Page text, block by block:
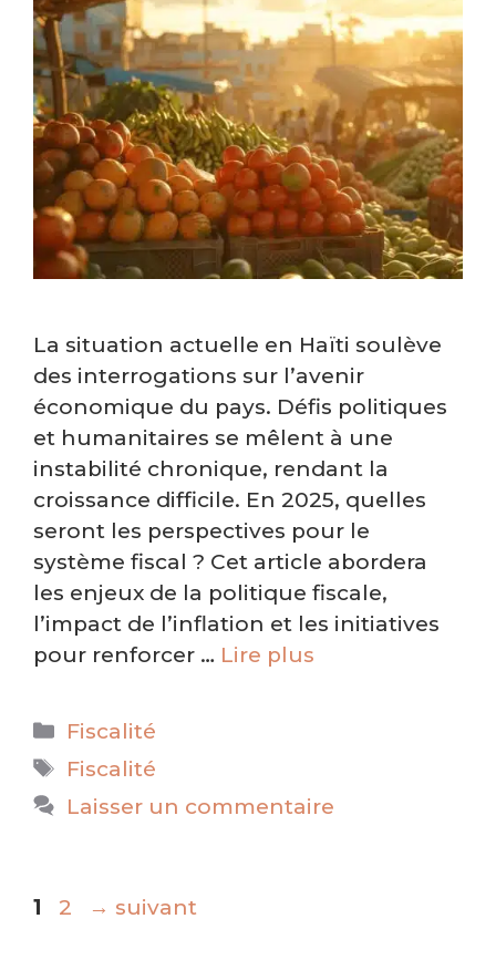
La situation actuelle en Haïti soulève
des interrogations sur l’avenir
économique du pays. Défis politiques
et humanitaires se mêlent à une
instabilité chronique, rendant la
croissance difficile. En 2025, quelles
seront les perspectives pour le
système fiscal ? Cet article abordera
les enjeux de la politique fiscale,
l’impact de l’inflation et les initiatives
pour renforcer … Lire plus
Catégories
Fiscalité
Étiquettes
Fiscalité
Laisser un commentaire
Page
1 Page
2 → suivant